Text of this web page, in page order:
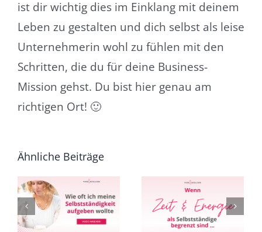
ist dir wichtig dies im Einklang mit deinem
Leben zu gestalten und dich selbst als leise
Unternehmerin wohl zu fühlen mit den
Schritten, die du für deine Business-
Mission gehst. Du bist hier genau am
richtigen Ort! 🙂
Ähnliche Beiträge
Wenn Zeit &
Energie als
Selbstständige
Wie du als
Selbstständige
Frau nein sagst &
loslässt – ohne